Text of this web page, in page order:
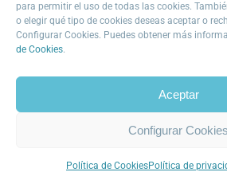
para permitir el uso de todas las cookies.
o elegir qué tipo de cookies deseas aceptar o
Configurar Cookies. Puedes obtener más
de Cookies.
Aceptar
Configurar Cookies
Política de CookiesPolítica de